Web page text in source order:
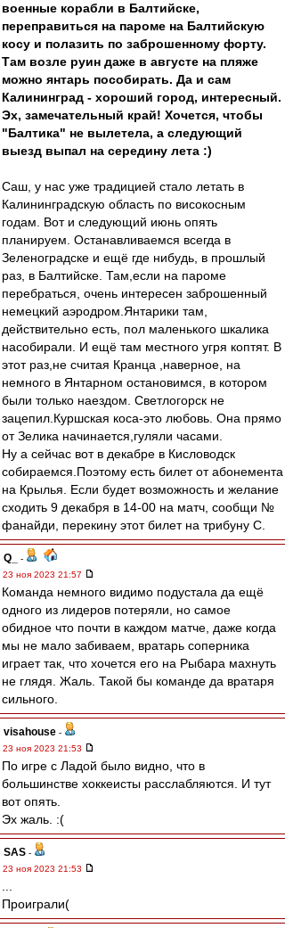
военные корабли в Балтийске,
переправиться на пароме на Балтийскую
косу и полазить по заброшенному форту.
Там возле руин даже в августе на пляже
можно янтарь пособирать. Да и сам
Калининград - хороший город, интересный.
Эх, замечательный край! Хочется, чтобы
"Балтика" не вылетела, а следующий
выезд выпал на середину лета :)
Саш, у нас уже традицией стало летать в
Калининградскую область по високосным
годам. Вот и следующий июнь опять
планируем. Останавливаемся всегда в
Зеленоградске и ещё где нибудь, в прошлый
раз, в Балтийске. Там,если на пароме
перебраться, очень интересен заброшенный
немецкий аэродром.Янтарики там,
действительно есть, пол маленького шкалика
насобирали. И ещё там местного угря коптят. В
этот раз,не считая Кранца ,наверное, на
немного в Янтарном остановимся, в котором
были только наездом. Светлогорск не
зацепил.Куршская коса-это любовь. Она прямо
от Зелика начинается,гуляли часами.
Ну а сейчас вот в декабре в Кисловодск
собираемся.Поэтому есть билет от абонемента
на Крылья. Если будет возможность и желание
сходить 9 декабря в 14-00 на матч, сообщи №
фанайди, перекину этот билет на трибуну С.
Q_
-
23 ноя 2023 21:57
Команда немного видимо подустала да ещё
одного из лидеров потеряли, но самое
обидное что почти в каждом матче, даже когда
мы не мало забиваем, вратарь соперника
играет так, что хочется его на Рыбара махнуть
не глядя. Жаль. Такой бы команде да вратаря
сильного.
visahouse -
23 ноя 2023 21:53
По игре с Ладой было видно, что в
большинстве хоккеисты расслабляются. И тут
вот опять.
Эх жаль. :(
SAS -
23 ноя 2023 21:53
Проиграли(